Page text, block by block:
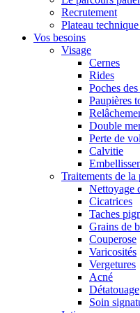
Recrutement
Plateau
Vos besoins
Visage
Cernes
Rides
Poches
Paupières
Double
Perte de
Calvitie
Traitements de la
Nettoyage
Cicatrices
Taches
Grains de
Couperose
Varicosités
Vergetures
Acné
Détatouage
Soin